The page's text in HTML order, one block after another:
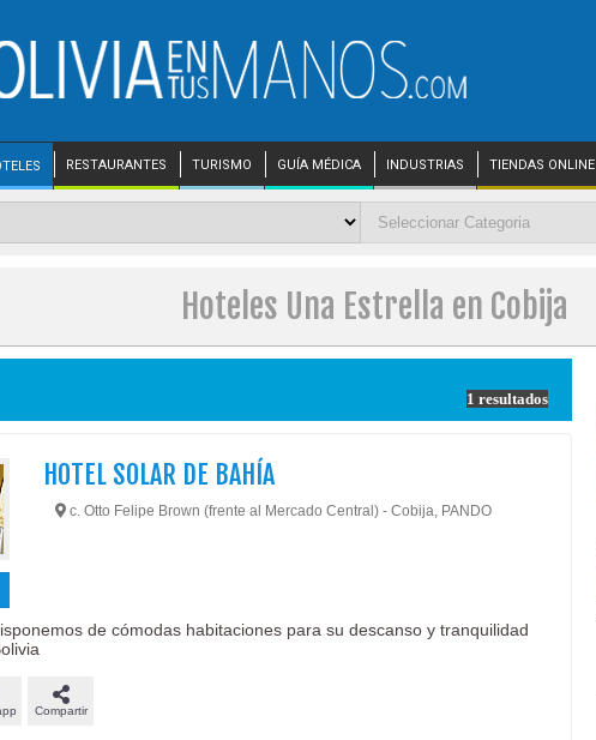
RESTAURANTES TURISMO GUÍA MÉDICA INDUSTRIAS TIENDAS ONLINE
Hoteles Una Estrella en Cobija
1 resultados
HOTEL SOLAR DE BAHÍA
c. Otto Felipe Brown (frente al Mercado Central) - Cobija, PANDO
de cómodas habitaciones para su descanso y tranquilidad
Compartir